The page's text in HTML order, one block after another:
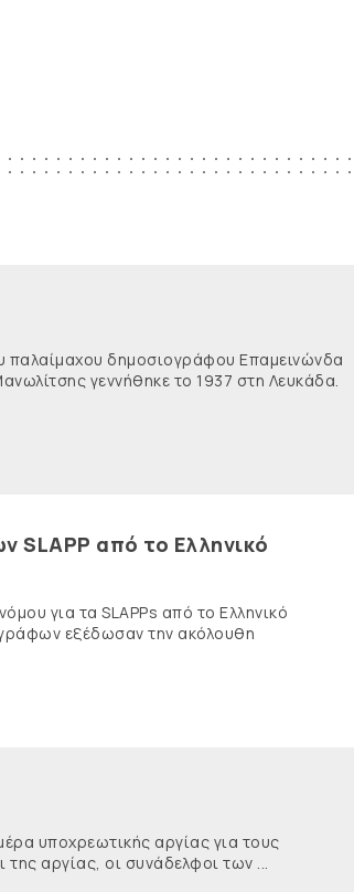
παλαίμαχου δημοσιογράφου Επαμεινώνδα
γεννήθηκε το 1937 στη Λευκάδα.
SLAPP από το Ελληνικό
για τα SLAPPs από το Ελληνικό
εξέδωσαν την ακόλουθη
υποχρεωτικής αργίας για τους
αργίας, οι συνάδελφοι των ...